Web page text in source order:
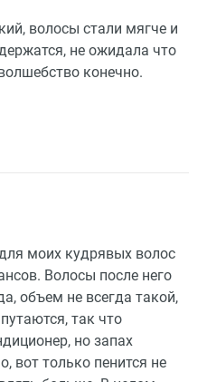
волосы стали мягче и
не ожидала что
конечно.
моих кудрявых волос
Волосы после него
объем не всегда такой,
так что
но запах
вот только пенится не